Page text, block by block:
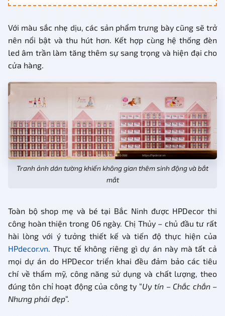
Với màu sắc nhẹ dịu, các sản phẩm trưng bày cũng sẽ trở
nên nổi bật và thu hút hơn. Kết hợp cùng hệ thống đèn
led âm trần làm tăng thêm sự sang trọng và hiện đại cho
cửa hàng.
Tranh ảnh dán tường khiến không gian thêm sinh động và bắt
mắt
Toàn bộ shop mẹ và bé tại Bắc Ninh được HPDecor thi
công hoàn thiện trong 06 ngày. Chị Thủy – chủ đầu tư rất
hài lòng với ý tưởng thiết kế và tiến độ thực hiện của
HPdecor.vn. Thực tế không riêng gì dự án này mà tất cả
mọi dự án do HPDecor triển khai đều đảm bảo các tiêu
chí về thẩm mỹ, công năng sử dụng và chất lượng, theo
đúng tôn chỉ hoạt động của công ty “Uy tín – Chắc chắn –
Nhưng phải đẹp“.